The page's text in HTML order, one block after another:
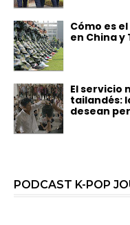
Cómo es
en China y
El servicio
tailandés:
desean
PODCAST K-POP